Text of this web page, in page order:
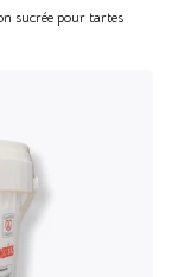
sucrée pour tartes